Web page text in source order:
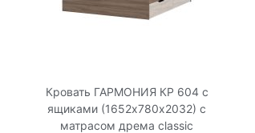
Кровать ГАРМОНИЯ КР 604 с
ящиками (1652х780х2032) с
матрасом дрема classic